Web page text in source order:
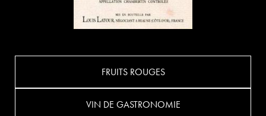
FRUITS ROUGES
VIN DE GASTRONOMIE